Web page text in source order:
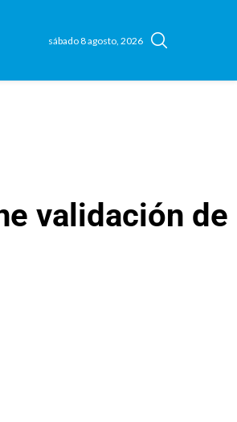
sábado 8 agosto, 2026
validación de